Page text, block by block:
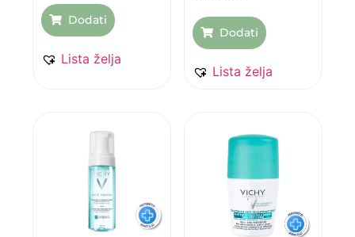
Dodati
Lista želja
Dodati
Lista želja